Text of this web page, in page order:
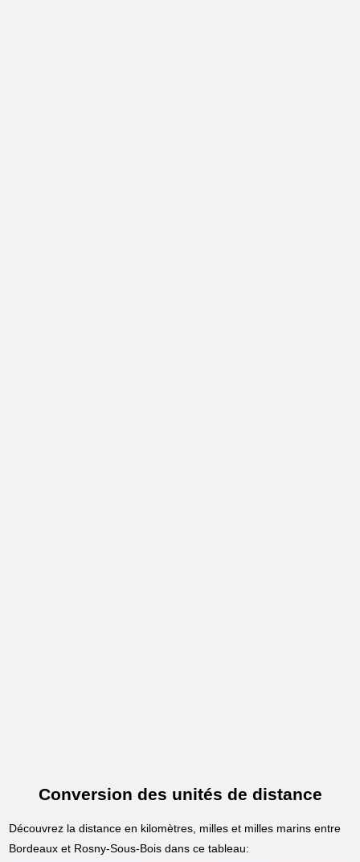
Conversion des unités de distance
Découvrez la distance en kilomètres, milles et milles marins entre
Bordeaux et Rosny-Sous-Bois dans ce tableau: